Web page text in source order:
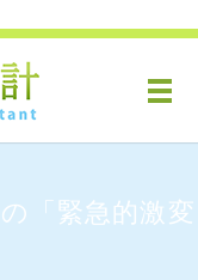
メ
「緊急的激変